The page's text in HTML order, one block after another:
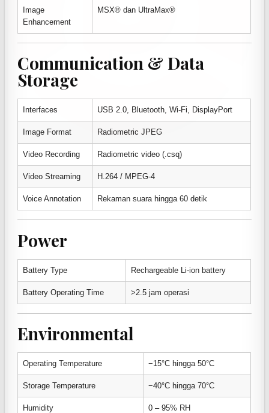
Image
Enhancement
MSX® dan UltraMax®
Communication & Data
Storage
Interfaces USB 2.0, Bluetooth, Wi-Fi, DisplayPort
Image Format Radiometric JPEG
Video Recording Radiometric video (.csq)
Video Streaming H.264 / MPEG-4
Voice Annotation Rekaman suara hingga 60 detik
Power
Battery Type Rechargeable Li-ion battery
Battery Operating Time >2.5 jam operasi
Environmental
Operating Temperature −15°C hingga 50°C
Storage Temperature −40°C hingga 70°C
Humidity 0 – 95% RH